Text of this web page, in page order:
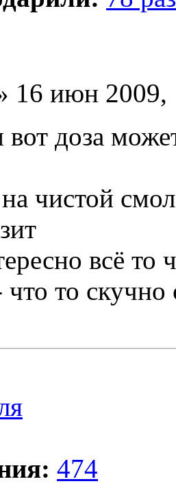
16 июн 2009,
вот доза
чистой
всё то
то скучно
474